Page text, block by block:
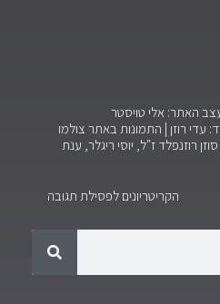
האתר: אלי טויסטר
עדי רוזן | התמונות באתר צולמו
רוזנפלד ז"ל, יוסי ריגלר, ענת
הקריטריונים לפסילת תגובה